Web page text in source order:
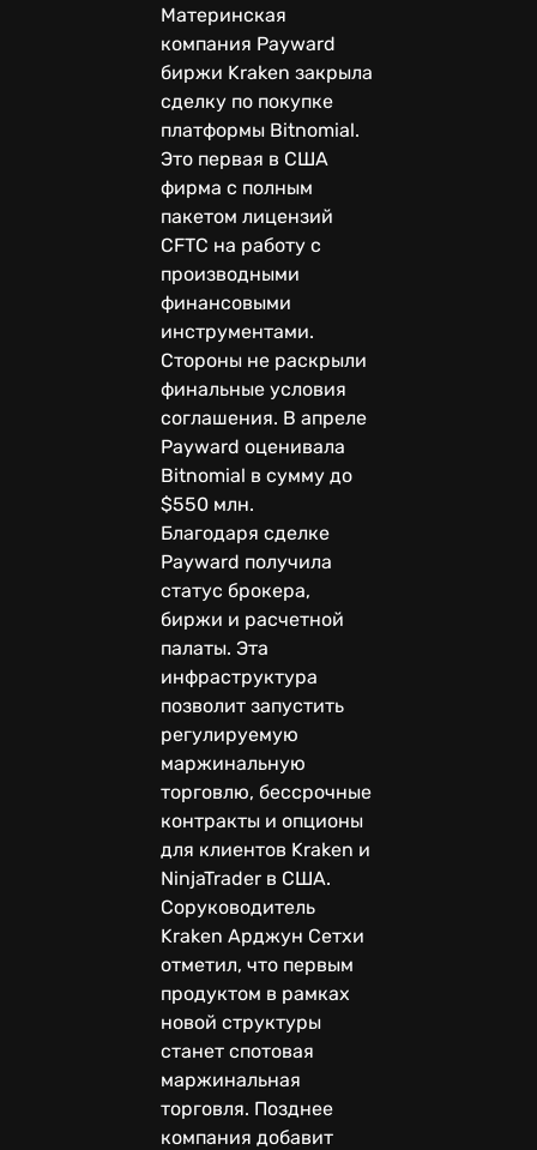
Материнская
компания Payward
биржи Kraken закрыла
сделку по покупке
платформы Bitnomial.
Это первая в США
фирма с полным
пакетом лицензий
CFTC на работу с
производными
финансовыми
инструментами.
Стороны не раскрыли
финальные условия
соглашения. В апреле
Payward оценивала
Bitnomial в сумму до
$550 млн.
Благодаря сделке
Payward получила
статус брокера,
биржи и расчетной
палаты. Эта
инфраструктура
позволит запустить
регулируемую
маржинальную
торговлю, бессрочные
контракты и опционы
для клиентов Kraken и
NinjaTrader в США.
Соруководитель
Kraken Арджун Сетхи
отметил, что первым
продуктом в рамках
новой структуры
станет спотовая
маржинальная
торговля. Позднее
компания добавит